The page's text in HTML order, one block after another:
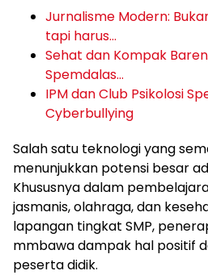
Jurnalisme Modern:
tapi harus…
Sehat dan Kompak
Spemdalas…
IPM dan Club Psikolosi
Cyberbullying
Salah satu teknologi yang
menunjukkan potensi besar
Khususnya dalam
jasmanis, olahraga, dan
lapangan tingkat SMP,
mmbawa dampak hal positif
peserta didik.